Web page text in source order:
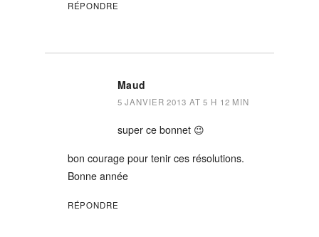
RÉPONDRE
Maud
5 JANVIER 2013 AT 5 H 12 MIN
super ce bonnet 😉
bon courage pour tenir ces résolutions.
Bonne année
RÉPONDRE